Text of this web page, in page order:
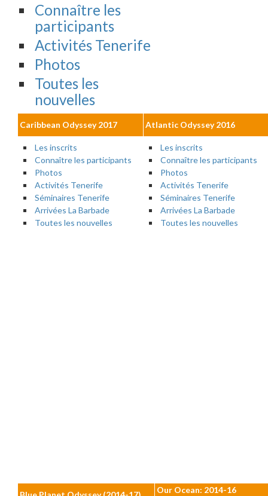
Connaître les
participants
Activités Tenerife
Photos
Toutes les
nouvelles
Caribbean Odyssey 2017 Atlantic Odyssey 2016
Les inscrits
Connaître les participants
Photos
Activités Tenerife
Séminaires Tenerife
Arrivées La Barbade
Toutes les nouvelles
Les inscrits
Connaître les participants
Photos
Activités Tenerife
Séminaires Tenerife
Arrivées La Barbade
Toutes les nouvelles
Our Ocean: 2014-16